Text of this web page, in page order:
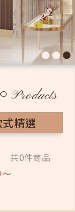
● ● ●
Products
式精選
共0件商品